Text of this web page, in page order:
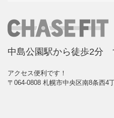
中島公園駅から徒歩2分
アクセス便利です！
〒064-0808 札幌市中央区南8条西4